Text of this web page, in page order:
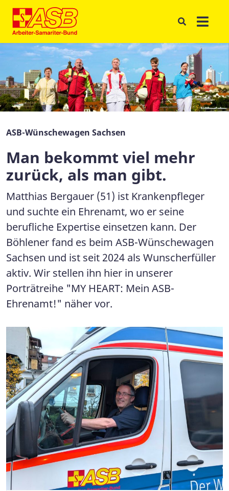
ASB-Wünschewagen Sachsen
Man bekommt viel mehr
zurück, als man gibt.
Matthias Bergauer (51) ist Krankenpfleger
und suchte ein Ehrenamt, wo er seine
berufliche Expertise einsetzen kann. Der
Böhlener fand es beim ASB-Wünschewagen
Sachsen und ist seit 2024 als Wunscherfüller
aktiv. Wir stellen ihn hier in unserer
Porträtreihe "MY HEART: Mein ASB-
Ehrenamt!" näher vor.